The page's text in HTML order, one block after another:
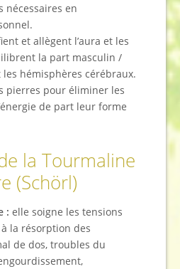
nécessaires en
et allègent l’aura et les
la part masculin /
hémisphères cérébraux.
pierres pour éliminer les
de part leur forme
la Tourmaline
(Schörl)
: elle soigne les tensions
la résorption des
de dos, troubles du